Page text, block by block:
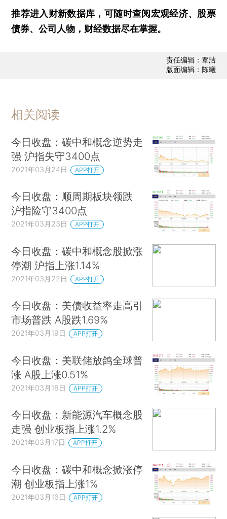
推荐进入财新数据库 ，可随时查阅宏观经济、股票
债券、公司人物，财经数据尽在掌握。
责任编辑：覃洁
版面编辑：陈曦
相关阅读
今日收盘：碳中和概念逆势走
强 沪指失守3400点
2021年03月24日 APP打开
今日收盘：顺周期板块领跌
沪指险守3400点
2021年03月23日 APP打开
今日收盘：碳中和概念股掀涨
停潮 沪指上涨1.14%
2021年03月22日 APP打开
今日收盘：美债收益率走高引
市场普跌 A股跌1.69%
2021年03月19日 APP打开
今日收盘：美联储放鸽全球普
涨 A股上涨0.51%
2021年03月18日 APP打开
今日收盘：新能源汽车概念股
走强 创业板指上涨1.2%
2021年03月17日 APP打开
今日收盘：碳中和概念掀涨停
潮 创业板指上涨1%
2021年03月16日 APP打开